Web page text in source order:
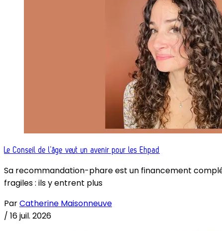
Le Conseil de l’âge veut un avenir pour les Ehpad
Sa recommandation-phare est un financement
fragiles : ils y entrent plus
ParCatherine Maisonneuve
/ 16 juil. 2026